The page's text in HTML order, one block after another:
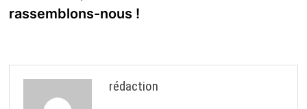
rassemblons-nous !
rédaction